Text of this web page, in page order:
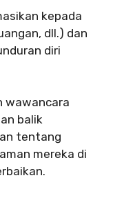
kepada
dll.) dan
diri
wawancara
balik
tentang
mereka di